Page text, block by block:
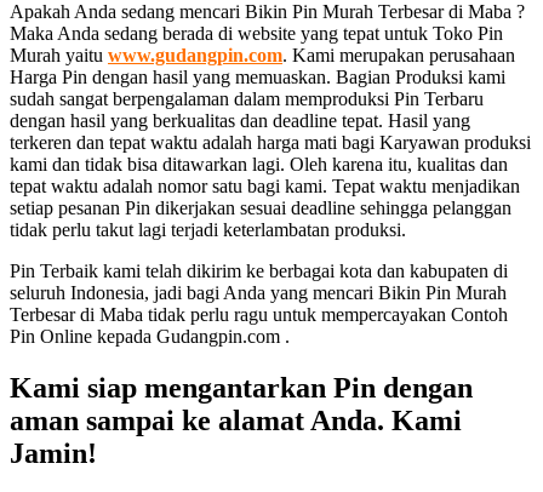
Apakah Anda sedang mencari Bikin Pin Murah Terbesar di Maba ?
Maka Anda sedang berada di website yang tepat untuk Toko Pin
Murah yaitu www.gudangpin.com. Kami merupakan perusahaan
Harga Pin dengan hasil yang memuaskan. Bagian Produksi kami
sudah sangat berpengalaman dalam memproduksi Pin Terbaru
dengan hasil yang berkualitas dan deadline tepat. Hasil yang
terkeren dan tepat waktu adalah harga mati bagi Karyawan produksi
kami dan tidak bisa ditawarkan lagi. Oleh karena itu, kualitas dan
tepat waktu adalah nomor satu bagi kami. Tepat waktu menjadikan
setiap pesanan Pin dikerjakan sesuai deadline sehingga pelanggan
tidak perlu takut lagi terjadi keterlambatan produksi.
Pin Terbaik kami telah dikirim ke berbagai kota dan kabupaten di
seluruh Indonesia, jadi bagi Anda yang mencari Bikin Pin Murah
Terbesar di Maba tidak perlu ragu untuk mempercayakan Contoh
Pin Online kepada Gudangpin.com .
Kami siap mengantarkan Pin dengan
aman sampai ke alamat Anda. Kami
Jamin!